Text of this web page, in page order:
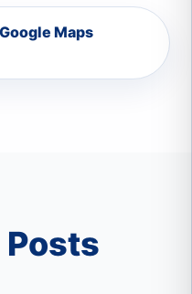
Maps
Posts